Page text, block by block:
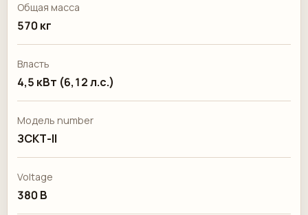
Общая масса
570 кг
Власть
4,5 кВт (6,12 л.с.)
Модель number
ЗСКТ-II
Voltage
380 В